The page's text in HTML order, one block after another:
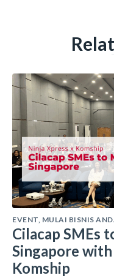
EVENT, MULAI BISNIS
Cilacap SMEs
Singapore
Komship